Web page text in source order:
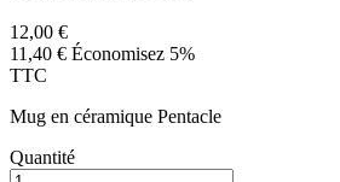
12,00 €
11,40 € Économisez 5%
TTC
Mug en céramique Pentacle
Quantité